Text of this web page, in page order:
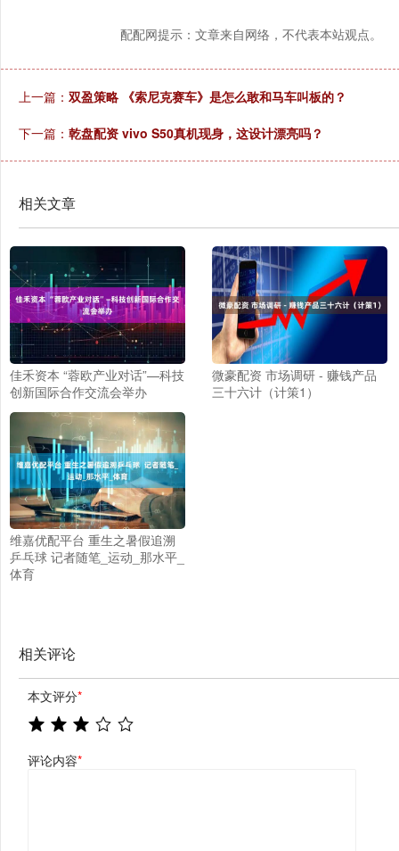
配配网提示：文章来自网络，不代表本站观点。
上一篇： 双盈策略 《索尼克赛车》是怎么敢和马车叫板的？
下一篇： 乾盘配资 vivo S50真机现身，这设计漂亮吗？
相关文章
佳禾资本 “蓉欧产业对话”—科技
创新国际合作交流会举办
微豪配资 市场调研 - 赚钱产品
三十六计（计策1）
维嘉优配平台 重生之暑假追溯
乒乓球 记者随笔_运动_那水平_
体育
相关评论
本文评分*
评论内容*